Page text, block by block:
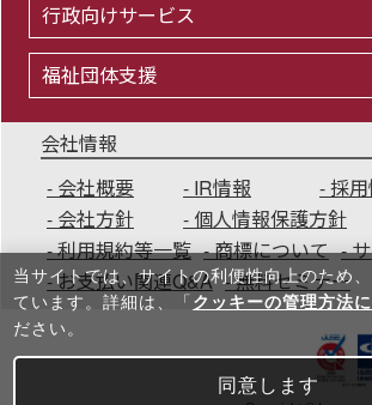
行政向けサービス
福祉団体支援
会社情報
会社概要
IR情報
採
会社方針
個人情報保護方針
利用規約等一覧
商標について
お支払い関連Q&A
無料セミナー
当サイトでは、サイトの利便性向上のため
ています。詳細は、「 クッキーの管理方法
ださい。
同意します